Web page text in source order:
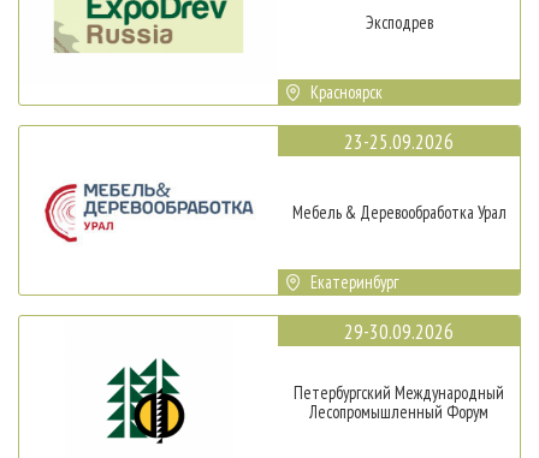
Эксподрев
Красноярск
23-25.09.2026
Мебель & Деревообработка Урал
Екатеринбург
29-30.09.2026
Петербургский Международный
Лесопромышленный Форум